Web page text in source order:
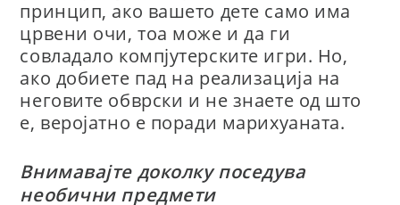
принцип, ако вашето дете само има
црвени очи, тоа може и да ги
совладало компјутерските игри. Но,
ако добиете пад на реализација на
неговите обврски и не знаете од што
е, веројатно е поради марихуаната.
Внимавајте доколку поседува
необични предмети